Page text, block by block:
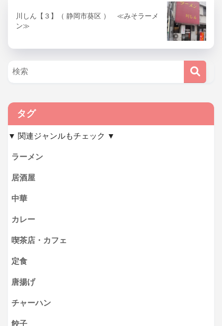
川しん【３】（ 静岡市葵区 ） ≪みそラーメ
ン≫
タグ
▼ 関連ジャンルもチェック ▼
ラーメン
居酒屋
中華
カレー
喫茶店・カフェ
定食
唐揚げ
チャーハン
餃子